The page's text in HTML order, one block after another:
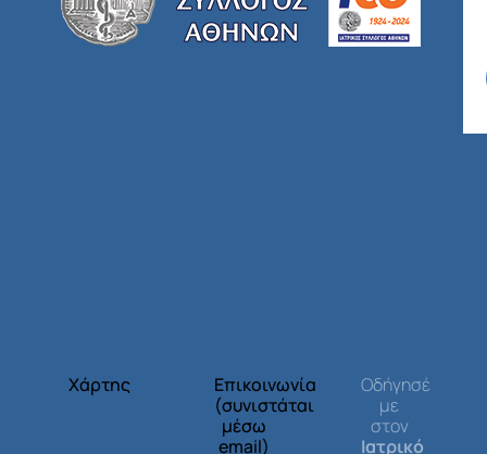
Χάρτης
Επικοινωνία
(συνιστάται
μέσω
email)
Οδήγησέ
με
στον
Ιατρικό